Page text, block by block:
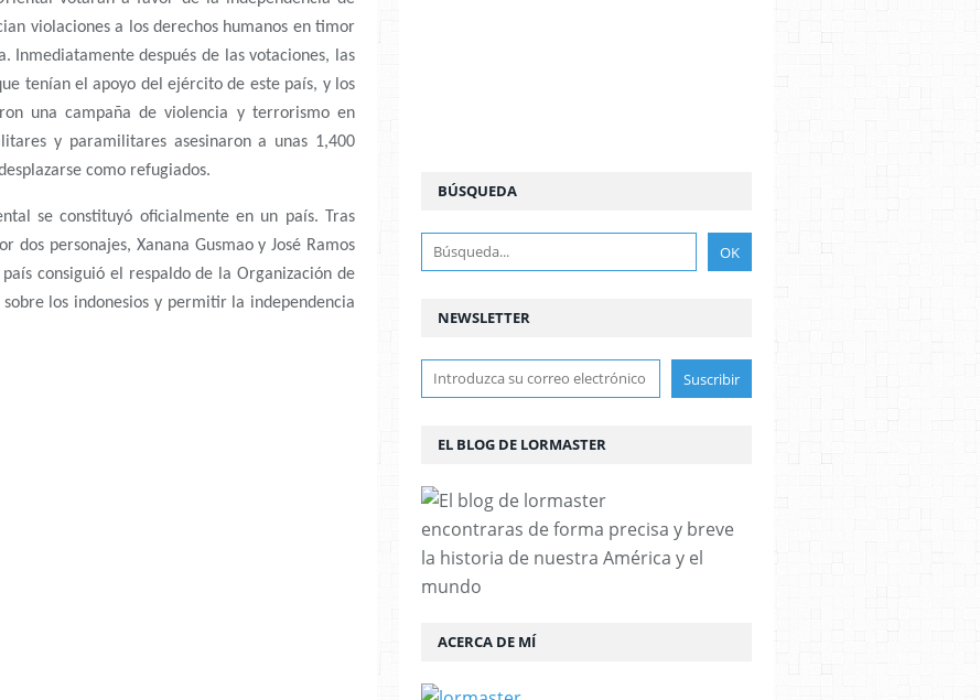
violaciones a los derechos humanos en timor
Inmediatamente después de las votaciones, las
tenían el apoyo del ejército de este país, y los
una campaña de violencia y terrorismo en
y paramilitares asesinaron a unas 1,400
como refugiados.
se constituyó oficialmente en un país. Tras
dos personajes, Xanana Gusmao y José Ramos
consiguió el respaldo de la Organización de
los indonesios y permitir la independencia
NEWSLETTER
BÚSQUEDA
EL BLOG DE LORMASTER
encontraras de forma precisa y breve
la historia de nuestra América y el
mundo
ACERCA DE MÍ